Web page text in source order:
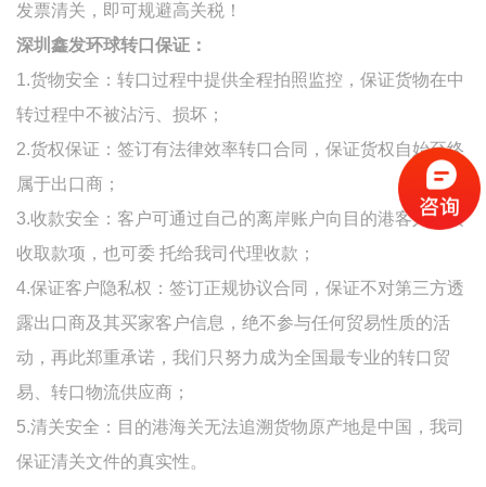
发票清关，即可规避高关税！
深圳鑫发环球转口保证：
1.货物安全：转口过程中提供全程拍照监控，保证货物在中
转过程中不被沾污、损坏；
2.货权保证：签订有法律效率转口合同，保证货权自始至终
属于出口商；
3.收款安全：客户可通过自己的离岸账户向目的港客人直接
收取款项，也可委 托给我司代理收款；
4.保证客户隐私权：签订正规协议合同，保证不对第三方透
露出口商及其买家客户信息，绝不参与任何贸易性质的活
动，再此郑重承诺，我们只努力成为全国最专业的转口贸
易、转口物流供应商；
5.清关安全：目的港海关无法追溯货物原产地是中国，我司
保证清关文件的真实性。